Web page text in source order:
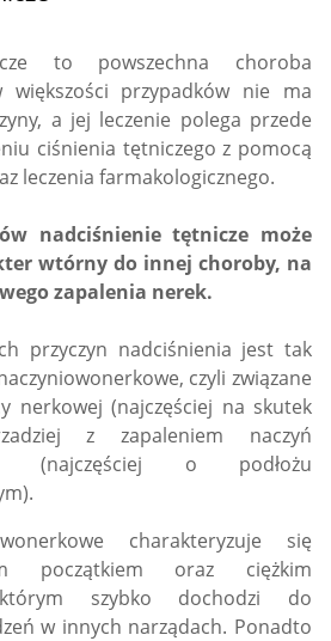
to powszechna choroba
większości przypadków nie ma
a jej leczenie polega przede
ciśnienia tętniczego z pomocą
leczenia farmakologicznego.
nadciśnienie tętnicze może
wtórny do innej choroby, na
zapalenia nerek.
przyczyn nadciśnienia jest tak
czyli związane
nerkowej (najczęściej na skutek
z zapaleniem naczyń
(najczęściej o podłożu
charakteryzuje się
początkiem oraz ciężkim
szybko dochodzi do
w innych narządach. Ponadto